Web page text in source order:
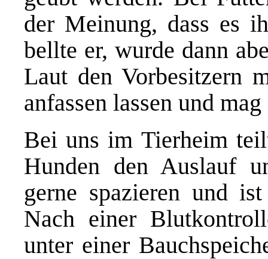
der Meinung, dass es
bellte er, wurde dann
Laut den Vorbesitzern
anfassen lassen und
Bei uns im Tierheim
Hunden den Auslauf
gerne spazieren und
Nach einer
unter einer